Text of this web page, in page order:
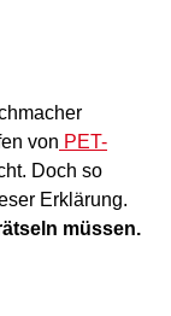
von PET-
Doch so
Erklärung.
müssen.